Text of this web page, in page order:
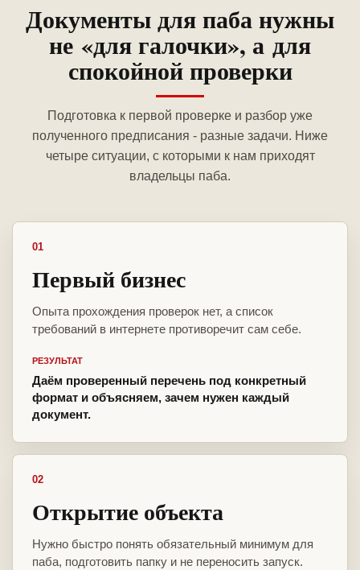
Документы для паба нужны
не «для галочки», а для
спокойной проверки
Подготовка к первой проверке и разбор уже
полученного предписания - разные задачи. Ниже
четыре ситуации, с которыми к нам приходят
владельцы паба.
01
Первый бизнес
Опыта прохождения проверок нет, а список
требований в интернете противоречит сам себе.
РЕЗУЛЬТАТ
Даём проверенный перечень под конкретный
формат и объясняем, зачем нужен каждый
документ.
02
Открытие объекта
Нужно быстро понять обязательный минимум для
паба, подготовить папку и не переносить запуск.